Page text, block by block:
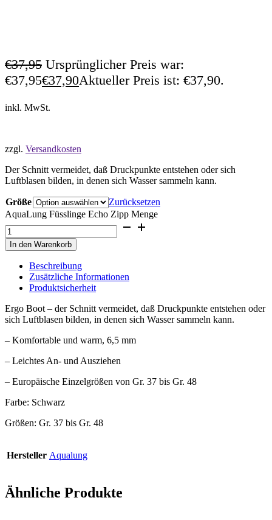
€37,95 Ursprünglicher Preis war:
€37,95€37,90Aktueller Preis ist: €37,90.
inkl. MwSt.
zzgl. Versandkosten
Der Schnitt vermeidet, daß Druckpunkte entstehen oder sich
Luftblasen bilden, in denen sich Wasser sammeln kann.
Größe
Zurücksetzen
AquaLung Füsslinge Echo Zipp Menge
In den Warenkorb
Beschreibung
Zusätzliche Informationen
Produktsicherheit
Ergo Boot – der Schnitt vermeidet, daß Druckpunkte entstehen oder
sich Luftblasen bilden, in denen sich Wasser sammeln kann.
– Komfortable und warm, 6,5 mm
– Leichtes An- und Ausziehen
– Europäische Einzelgrößen von Gr. 37 bis Gr. 48
Farbe: Schwarz
Größen: Gr. 37 bis Gr. 48
Hersteller Aqualung
Ähnliche Produkte